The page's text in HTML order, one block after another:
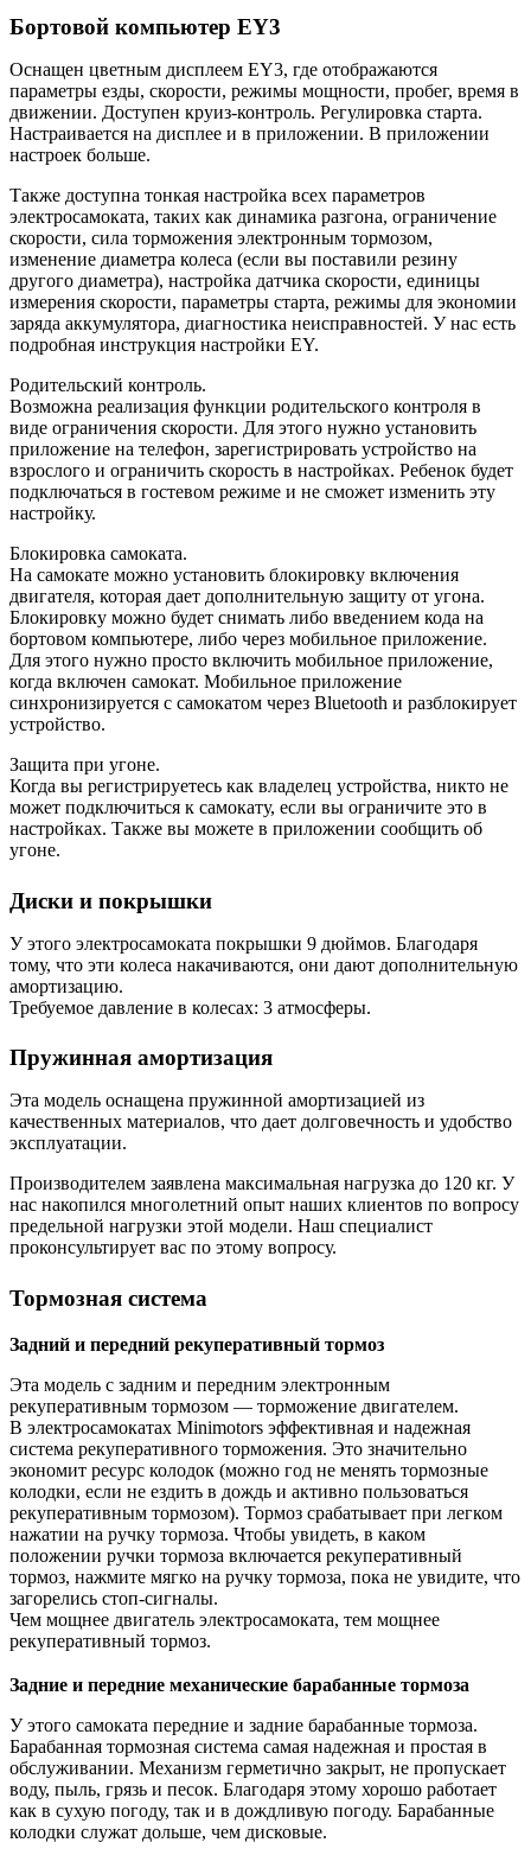
Бортовой компьютер EY3
Оснащен цветным дисплеем EY3, где отображаются
параметры езды, скорости, режимы мощности, пробег, время в
движении. Доступен круиз-контроль. Регулировка старта.
Настраивается на дисплее и в приложении. В приложении
настроек больше.
Также доступна тонкая настройка всех параметров
электросамоката, таких как динамика разгона, ограничение
скорости, сила торможения электронным тормозом,
изменение диаметра колеса (если вы поставили резину
другого диаметра), настройка датчика скорости, единицы
измерения скорости, параметры старта, режимы для экономии
заряда аккумулятора, диагностика неисправностей. У нас есть
подробная инструкция настройки EY.
Родительский контроль.
Возможна реализация функции родительского контроля в
виде ограничения скорости. Для этого нужно установить
приложение на телефон, зарегистрировать устройство на
взрослого и ограничить скорость в настройках. Ребенок будет
подключаться в гостевом режиме и не сможет изменить эту
настройку.
Блокировка самоката.
На самокате можно установить блокировку включения
двигателя, которая дает дополнительную защиту от угона.
Блокировку можно будет снимать либо введением кода на
бортовом компьютере, либо через мобильное приложение.
Для этого нужно просто включить мобильное приложение,
когда включен самокат. Мобильное приложение
синхронизируется с самокатом через Bluetooth и разблокирует
устройство.
Защита при угоне.
Когда вы регистрируетесь как владелец устройства, никто не
может подключиться к самокату, если вы ограничите это в
настройках. Также вы можете в приложении сообщить об
угоне.
Диски и покрышки
У этого электросамоката покрышки 9 дюймов. Благодаря
тому, что эти колеса накачиваются, они дают дополнительную
амортизацию.
Требуемое давление в колесах: 3 атмосферы.
Пружинная амортизация
Эта модель оснащена пружинной амортизацией из
качественных материалов, что дает долговечность и удобство
эксплуатации.
Производителем заявлена максимальная нагрузка до 120 кг. У
нас накопился многолетний опыт наших клиентов по вопросу
предельной нагрузки этой модели. Наш специалист
проконсультирует вас по этому вопросу.
Тормозная система
Задний и передний рекуперативный тормоз
Эта модель с задним и передним электронным
рекуперативным тормозом — торможение двигателем.
В электросамокатах Minimotors эффективная и надежная
система рекуперативного торможения. Это значительно
экономит ресурс колодок (можно год не менять тормозные
колодки, если не ездить в дождь и активно пользоваться
рекуперативным тормозом). Тормоз срабатывает при легком
нажатии на ручку тормоза. Чтобы увидеть, в каком
положении ручки тормоза включается рекуперативный
тормоз, нажмите мягко на ручку тормоза, пока не увидите, что
загорелись стоп-сигналы.
Чем мощнее двигатель электросамоката, тем мощнее
рекуперативный тормоз.
Задние и передние механические барабанные тормоза
У этого самоката передние и задние барабанные тормоза.
Барабанная тормозная система самая надежная и простая в
обслуживании. Механизм герметично закрыт, не пропускает
воду, пыль, грязь и песок. Благодаря этому хорошо работает
как в сухую погоду, так и в дождливую погоду. Барабанные
колодки служат дольше, чем дисковые.